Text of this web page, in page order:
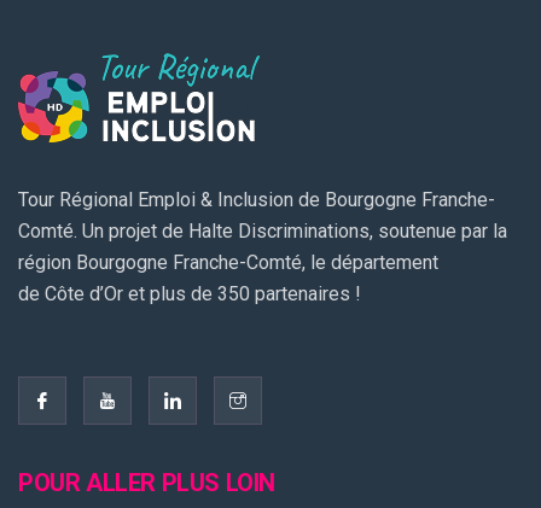
Tour Régional Emploi & Inclusion de Bourgogne Franche-
Comté. Un projet de Halte Discriminations, soutenue par la
région Bourgogne Franche-Comté, le département
de Côte d’Or et plus de 350 partenaires !
POUR ALLER PLUS LOIN